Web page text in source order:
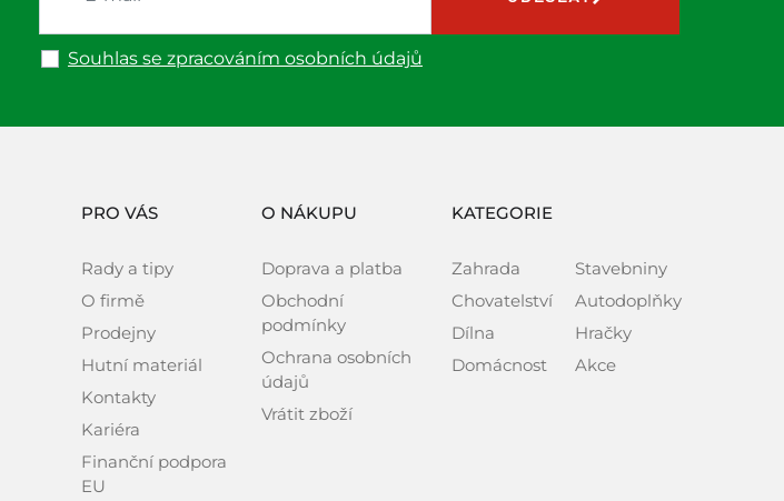
Souhlas se zpracováním osobních údajů
PRO VÁS
Rady a tipy
O firmě
Prodejny
Hutní materiál
Kontakty
Kariéra
Finanční podpora
EU
O NÁKUPU
Doprava a platba
Obchodní
podmínky
Ochrana osobních
údajů
Vrátit zboží
KATEGORIE
Zahrada
Chovatelství
Dílna
Domácnost
Stavebniny
Autodoplňky
Hračky
Akce